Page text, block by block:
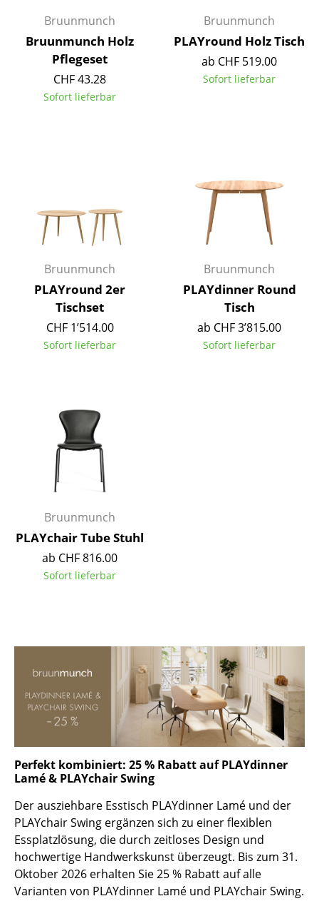
Betten
Doppelbetten
Einzelbetten
Accessoires
Spiegel
Figuren & Miniaturen
Vasen
Aufbewahrungsboxen
Decken
Kissen
Teppiche
Vorhänge
... alle Accessoires
Wohnzimmer
Esszimmer
Schlafzimmer
Arbeitszimmer
Diele
Badezimmer
Stauraum
Balkon & Garten
Bruunmunch
Bruunmunch Holz
Pflegeset
CHF 43.28
Sofort lieferbar
Bruunmunch
PLAYround Holz Tisch
ab CHF 519.00
Sofort lieferbar
Bruunmunch
PLAYround 2er
Tischset
CHF 1’514.00
Sofort lieferbar
Bruunmunch
PLAYdinner Round
Tisch
ab CHF 3’815.00
Sofort lieferbar
Bruunmunch
PLAYchair Tube Stuhl
ab CHF 816.00
Sofort lieferbar
Perfekt kombiniert: 25 % Rabatt auf PLAYdinner
Lamé & PLAYchair Swing
Der ausziehbare Esstisch PLAYdinner Lamé und der
PLAYchair Swing ergänzen sich zu einer flexiblen
Essplatzlösung, die durch zeitloses Design und
hochwertige Handwerkskunst überzeugt. Bis zum 31.
Oktober 2026 erhalten Sie 25 % Rabatt auf alle
Varianten von PLAYdinner Lamé und PLAYchair Swing.